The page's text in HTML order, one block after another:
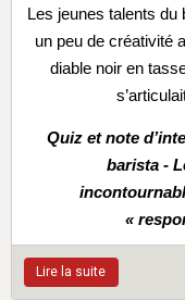
Les jeunes talents du
un peu de créativité
diable noir en
Quiz et note
barista -
«
Lire la suite